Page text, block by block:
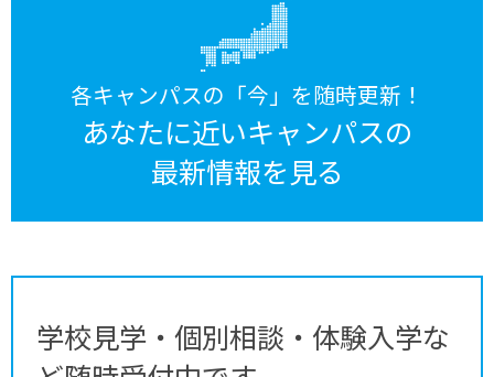
各キャンパスの「今」を随時更新！
あなたに近いキャンパスの
最新情報を見る
学校見学・個別相談・体験入学な